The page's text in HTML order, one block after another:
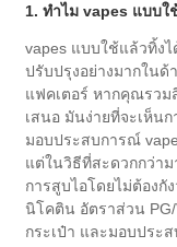
1. ทำไม vapes แบบใ
vapes แบบใช้แล้วทิ้ง
ปรับปรุงอย่างมากในด้
แฟคเตอร์ หากคุณรวม
เสนอ มันง่ายที่จะเห็น
มอบประสบการณ์
แต่ในวิธีที่สะดวกกว่า
การสูบไอโดยไม่ต้องกั
นิโคติน อัตราส่วน
กระเป๋า และมอบประ